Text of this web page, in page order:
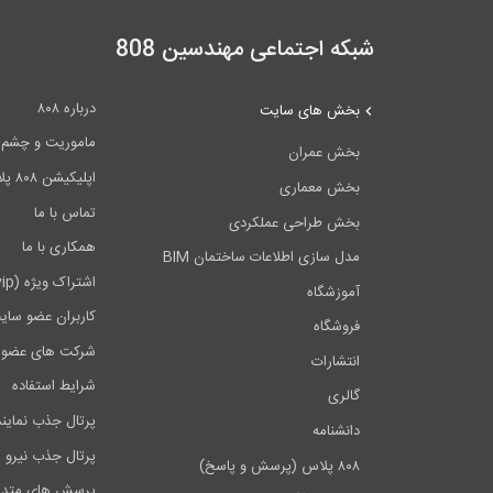
شبکه اجتماعی مهندسین 808
درباره ۸۰۸
ماموریت و چشم
اپلیکیشن ۸۰۸ پلاس
تماس با ما
همکاری با ما
اشتراک ویژه (vip)
کاربران عضو
شرکت های
شرایط استفاده
پرتال جذب
پرتال جذب نیرو
بخش های سایت
بخش عمران
بخش معماری
بخش طراحی عملکردی
مدل سازی اطلاعات ساختمان BIM
آموزشگاه
فروشگاه
انتشارات
گالری
دانشنامه
۸۰۸ پلاس (پرسش و پاسخ)